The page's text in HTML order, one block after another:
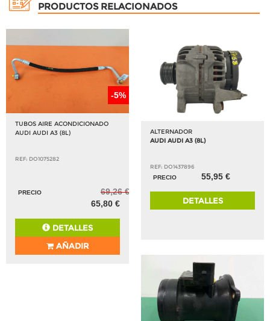
PRODUCTOS RELACIONADOS
-5%
TUBOS AIRE ACONDICIONADO
AUDI AUDI A3 (8L)
REF: DO1075282
PRECIO
69,26 €
65,80 €
DETALLES
AÑADIR
ALTERNADOR
AUDI AUDI A3 (8L)
REF: DO1437896
PRECIO
55,95 €
DETALLES